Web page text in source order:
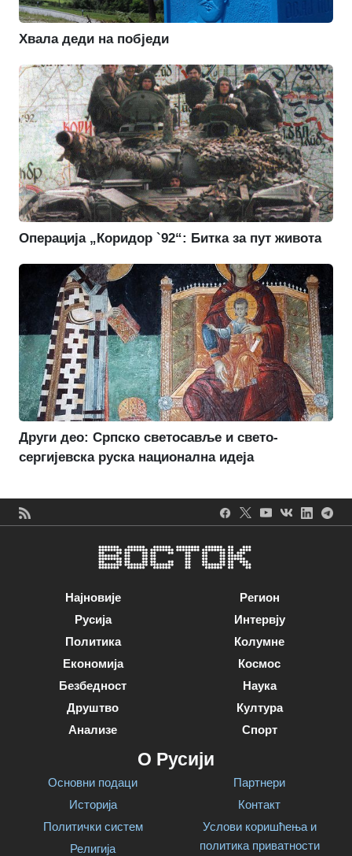
Хвала деди на побједи
Операција „Коридор `92“: Битка за пут живота
Други део: Српско светосавље и свето-
сергијевска руска национална идеја
Најновије
Русија
Политика
Економија
Безбедност
Друштво
Анализе
Регион
Интервју
Колумне
Космос
Наука
Култура
Спорт
О Русији
Основни подаци
Историја
Политички систем
Религија
Партнери
Контакт
Услови коришћења и
политика приватности